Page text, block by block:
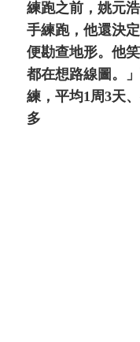
練跑之前，姚元
手練跑，他還決
便勘查地形。他
都在想路線圖。
練，平均1周3天
多